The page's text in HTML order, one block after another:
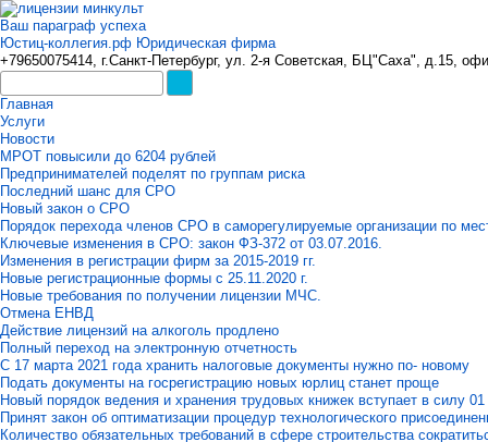
Ваш параграф успеха
Юстиц-коллегия.рф Юридическая фирма
+79650075414, г.Санкт-Петербург, ул. 2-я Советская, БЦ"Саха", д.15,
Главная
Услуги
Новости
МРОТ повысили до 6204 рублей
Предпринимателей поделят по группам риска
Последний шанс для СРО
Новый закон о СРО
Порядок перехода членов СРО в саморегулируемые организации по
Ключевые изменения в СРО: закон ФЗ-372 от 03.07.2016.
Изменения в регистрации фирм за 2015-2019 гг.
Новые регистрационные формы с 25.11.2020 г.
Новые требования по получении лицензии МЧС.
Отмена ЕНВД
Действие лицензий на алкоголь продлено
Полный переход на электронную отчетность
С 17 марта 2021 года хранить налоговые документы нужно по- новому
Подать документы на госрегистрацию новых юрлиц станет проще
Новый порядок ведения и хранения трудовых книжек вступает в силу 01
Принят закон об оптиматизации процедур технологического
Количество обязательных требований в сфере строительства